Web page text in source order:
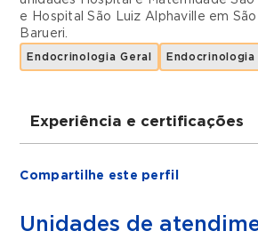
e
Hospital São Luiz Alphaville em
Barueri.
Endocrinologia Geral
Experiência e certificações
2018)
Compartilhe este perfil
Unidades de